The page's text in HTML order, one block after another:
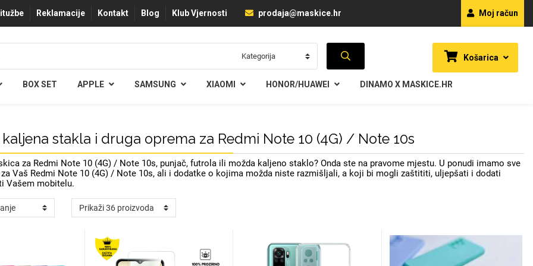
Reklamacije Kontakt Blog Klub Vjernosti prodaja@maskice.hr Moj račun
Košarica
BOX SET APPLE SAMSUNG XIAOMI HONOR/HUAWEI DINAMO X MASKICE.HR
kaljena stakla i druga oprema za Redmi Note 10 (4G) / Note 10s
za Redmi Note 10 (4G) / Note 10s, punjač, futrola ili možda kaljeno staklo? Onda ste na pravome mjestu. U ponudi imamo sve
Vaš Redmi Note 10 (4G) / Note 10s, ali i dodatke o kojima možda niste razmišljali, a koji bi mogli zaštititi, uljepšati i dodati
Vašem mobitelu.